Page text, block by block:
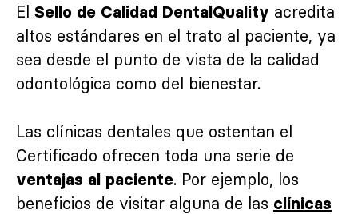
El Sello de Calidad DentalQuality acredita
altos estándares en el trato al paciente, ya
sea desde el punto de vista de la calidad
odontológica como del bienestar.
Las clínicas dentales que ostentan el
Certificado ofrecen toda una serie de
ventajas al paciente. Por ejemplo, los
beneficios de visitar alguna de las clínicas